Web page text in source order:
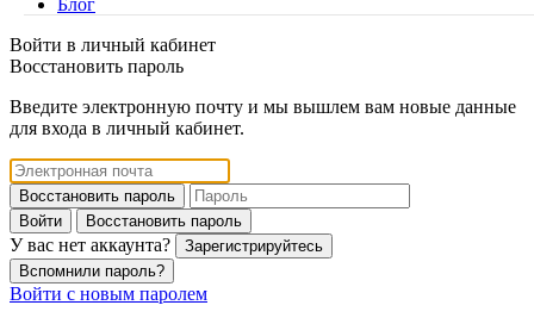
Блог
Войти в личный кабинет
Восстановить пароль
Введите электронную почту и мы вышлем вам новые данные
для входа в личный кабинет.
Восстановить пароль
Войти
Восстановить пароль
У вас нет аккаунта?
Зарегистрируйтесь
Вспомнили пароль?
Войти с новым паролем